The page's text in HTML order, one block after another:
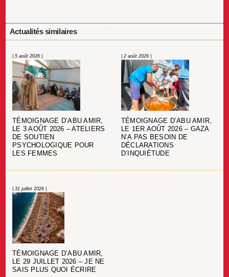
Actualités similaires
| 5 août 2026 |
TÉMOIGNAGE D’ABU AMIR,
LE 3 AOÛT 2026 – ATELIERS
DE SOUTIEN
PSYCHOLOGIQUE POUR
LES FEMMES
| 2 août 2026 |
TÉMOIGNAGE D’ABU AMIR,
LE 1ER AOÛT 2026 – GAZA
N’A PAS BESOIN DE
DÉCLARATIONS
D’INQUIÉTUDE
| 31 juillet 2026 |
TÉMOIGNAGE D’ABU AMIR,
LE 29 JUILLET 2026 – JE NE
SAIS PLUS QUOI ÉCRIRE